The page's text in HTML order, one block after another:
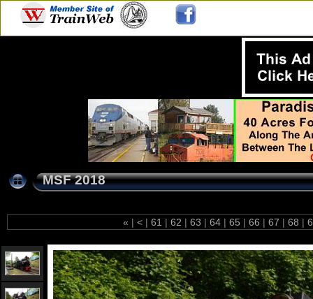
MSF 2018
« | < | 61 | 62 | 63 | 64 | 65 | 66 | 67 | 68 |